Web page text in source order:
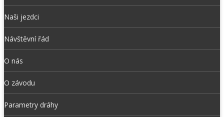
Naši jezdci
Návštěvní řád
O nás
O závodu
Parametry dráhy